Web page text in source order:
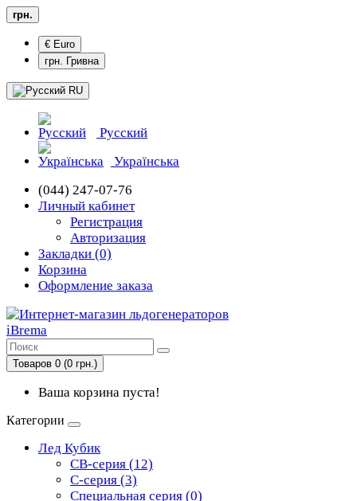
грн.
€ Euro
грн. Гривна
RU
Русский
Українська
(044) 247-07-76
Личный кабинет
Регистрация
Авторизация
Закладки (0)
Корзина
Оформление заказа
Товаров 0 (0 грн.)
Ваша корзина пуста!
Категории
Лед Кубик
CB-серия (12)
C-серия (3)
Специальная серия (0)